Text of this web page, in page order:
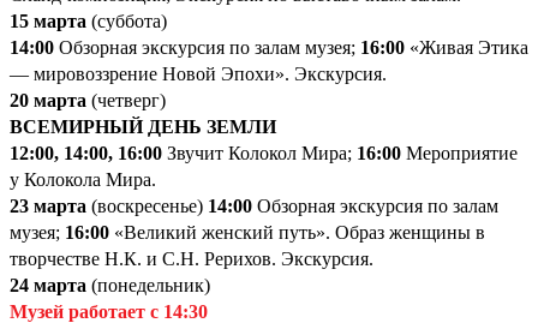
15 марта (суббота)
14:00 Обзорная экскурсия по залам музея; 16:00 «Живая Этика
— мировоззрение Новой Эпохи». Экскурсия.
20 марта (четверг)
ВСЕМИРНЫЙ ДЕНЬ ЗЕМЛИ
12:00, 14:00, 16:00 Звучит Колокол Мира; 16:00 Мероприятие
у Колокола Мира.
23 марта (воскресенье) 14:00 Обзорная экскурсия по залам
музея; 16:00 «Великий женский путь». Образ женщины в
творчестве Н.К. и С.Н. Рерихов. Экскурсия.
24 марта (понедельник)
Музей работает с 14:30